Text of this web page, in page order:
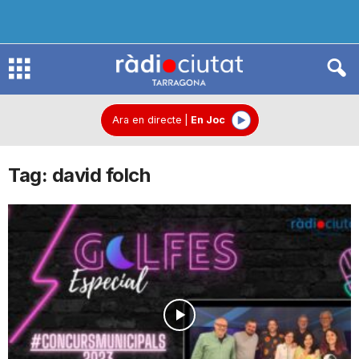
R
d
o
C
Ara en directe En Joc
Tag: david folch